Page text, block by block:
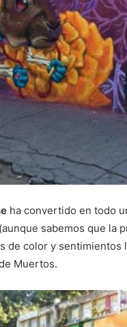
ha convertido en todo
sabemos que la
de color y sentimientos
Muertos.